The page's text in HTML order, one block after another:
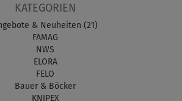
KATEGORIEN
& Neuheiten (21)
FAMAG
NWS
ELORA
FELO
Bauer & Böcker
KNIPEX